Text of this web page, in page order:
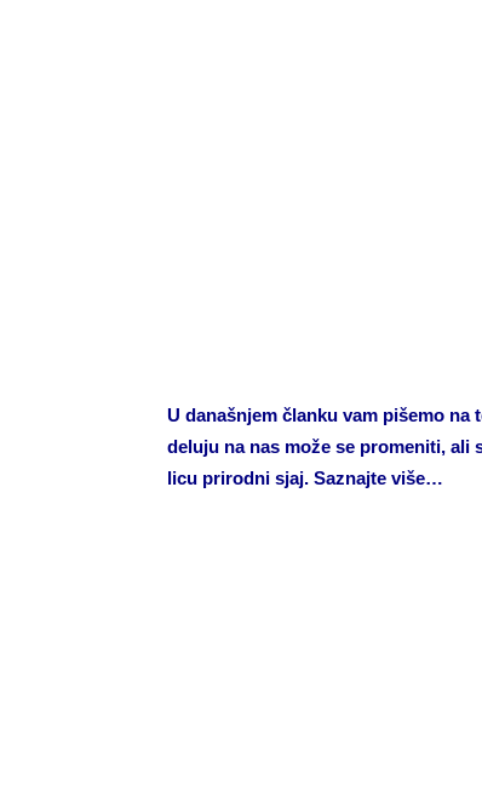
U današnjem članku vam pišemo
deluju na nas može se promeniti,
licu prirodni sjaj. Saznajte više…